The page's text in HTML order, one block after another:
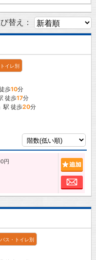
替え：
イレ別
歩10分
徒歩17分
」駅 徒歩20分
円
お
バス・トイレ別